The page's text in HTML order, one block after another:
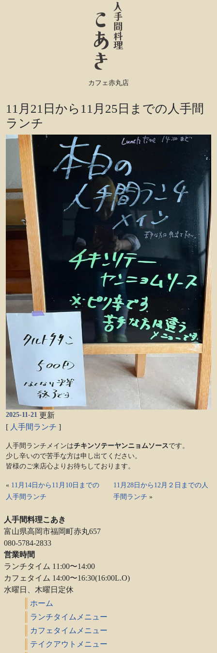
カフェ赤丸店
11月21日から11月25日までの人手間
ランチ
2025-11-21 更新
[ 人手間ランチ ]
人手間ランチメインはチキンソテーヤンニョムソースです。
少し辛いので苦手な方は申し出てください。
皆様のご来店心よりお待ちしております。
« 11月14日から11月10日までの
人手間ランチ
11月28日から12月２日までの人
手間ランチ »
人手間料理こあき
富山県高岡市福岡町赤丸657
080-5784-2833
営業時間
ランチタイム 11:00〜14:00
カフェタイム 14:00〜16:30(16:00L.O)
水曜日、木曜日定休
ホーム
ランチタイムメニュー
カフェタイムメニュー
テイクアウトメニュー